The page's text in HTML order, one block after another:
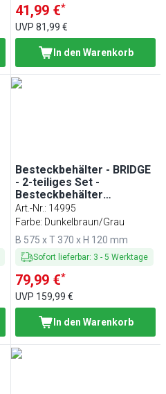
41,99 €*
UVP81,99 €
In den Warenkorb
Besteckbehälter - BRIDGE
- 2-teiliges Set -
Besteckbehälter
herausnehmbar - 4 Fächer
Art.-Nr.: 14995
Farbe: Dunkelbraun/Grau
B 575 x T 370 x H 120 mm
Sofort lieferbar: 3 -5 Werktage
79,99 €*
UVP 159,99 €
In den Warenkorb